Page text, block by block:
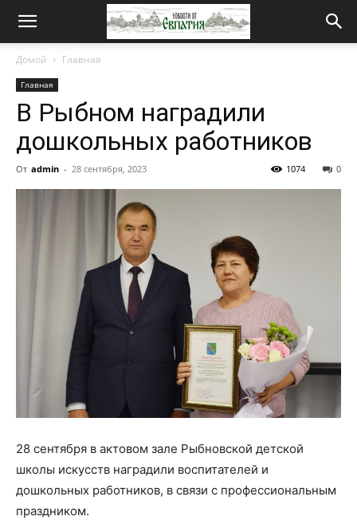
Новости
Евпатия
Домой Главная
Главная
В Рыбном наградили
дошкольных работников
От admin - 28 сентября, 2023 0
1074
28 сентября в актовом зале Рыбновской детской
школы искусств наградили воспитателей и
дошкольных работников, в связи с профессиональным
праздником.